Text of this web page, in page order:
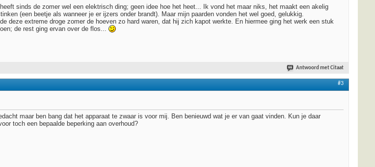
sinds de zomer wel een elektrisch ding; geen idee hoe het heet... Ik vond het maar niks, het maakt een akelig
(een beetje als wanneer je er ijzers onder brandt). Maar mijn paarden vonden het wel goed, gelukkig.
deze extreme droge zomer de hoeven zo hard waren, dat hij zich kapot werkte. En hiermee ging het werk een stuk
de rest ging ervan over de flos...
Antwoord met Citaat
#3
maar ben bang dat het apparaat te zwaar is voor mij. Ben benieuwd wat je er van gaat vinden. Kun je daar
toch een bepaalde beperking aan overhoud?